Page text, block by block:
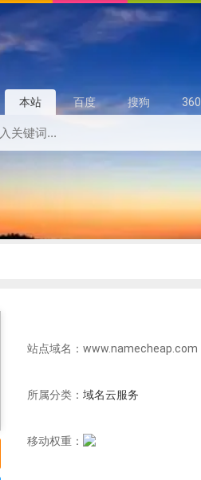
本站 百度 搜狗 360
站点域名：www.namecheap.com
所属分类： 域名云服务
移动权重：